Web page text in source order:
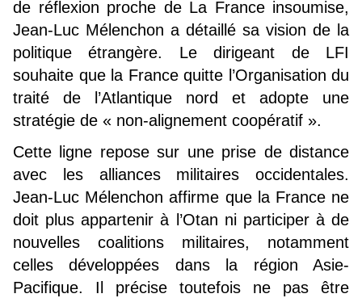
de réflexion proche de La France insoumise,
Jean-Luc Mélenchon a détaillé sa vision de la
politique étrangère. Le dirigeant de LFI
souhaite que la France quitte l’Organisation du
traité de l’Atlantique nord et adopte une
stratégie de « non-alignement coopératif ».
Cette ligne repose sur une prise de distance
avec les alliances militaires occidentales.
Jean-Luc Mélenchon affirme que la France ne
doit plus appartenir à l’Otan ni participer à de
nouvelles coalitions militaires, notamment
celles développées dans la région Asie-
Pacifique. Il précise toutefois ne pas être